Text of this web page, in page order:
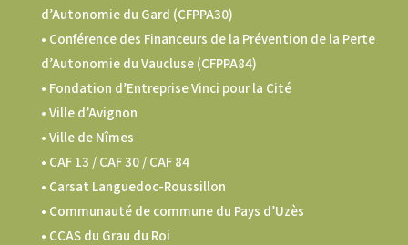
d’Autonomie du Gard (CFPPA30)
• Conférence des Financeurs de la Prévention de la Perte
d’Autonomie du Vaucluse (CFPPA84)
• Fondation d’Entreprise Vinci pour la Cité
• Ville d’Avignon
• Ville de Nîmes
• CAF 13 / CAF 30 / CAF 84
• Carsat Languedoc-Roussillon
• Communauté de commune du Pays d’Uzès
• CCAS du Grau du Roi